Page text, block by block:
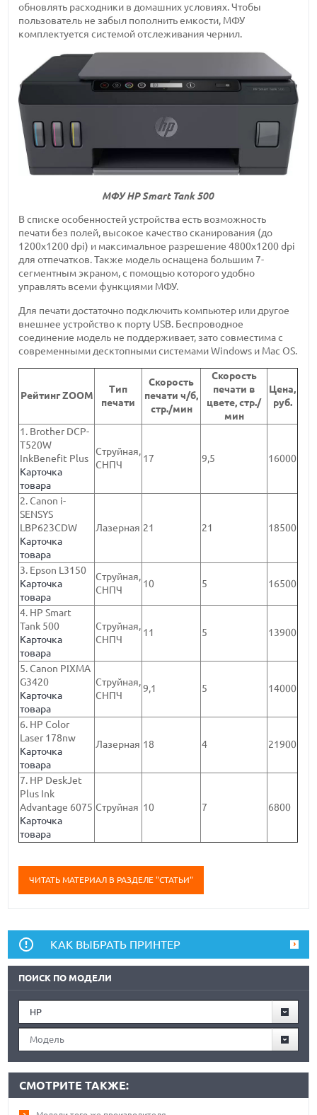
обновлять расходники в домашних условиях. Чтобы
пользователь не забыл пополнить емкости, МФУ
комплектуется системой отслеживания чернил.
МФУ HP Smart Tank 500
В списке особенностей устройства есть возможность
печати без полей, высокое качество сканирования (до
1200х1200 dpi) и максимальное разрешение 4800х1200 dpi
для отпечатков. Также модель оснащена большим 7-
сегментным экраном, с помощью которого удобно
управлять всеми функциями МФУ.
Для печати достаточно подключить компьютер или другое
внешнее устройство к порту USB. Беспроводное
соединение модель не поддерживает, зато совместима с
современными десктопными системами Windows и Mac OS.
Рейтинг ZOOM
Тип
печати
Скорость
печати ч/б,
стр./мин
Скорость
печати в
цвете, стр./
мин
Цена,
руб.
1. Brother DCP-
T520W
InkBenefit Plus
Карточка
товара
Струйная,
СНПЧ
17 9,5 16000
2. Canon i-
SENSYS
LBP623CDW
Карточка
товара
Лазерная 21 21 18500
3. Epson L3150
Карточка
товара
Струйная,
СНПЧ
10 5 16500
4. HP Smart
Tank 500
Карточка
товара
Струйная,
СНПЧ
11 5 13900
5. Canon PIXMA
G3420
Карточка
товара
Струйная,
СНПЧ
9,1 5 14000
6. HP Color
Laser 178nw
Карточка
товара
Лазерная 18 4 21900
7. HP DeskJet
Plus Ink
Advantage 6075
Карточка
товара
Струйная 10 7 6800
ЧИТАТЬ МАТЕРИАЛ В РАЗДЕЛЕ "СТАТЬИ"
КАК ВЫБРАТЬ ПРИНТЕР
ПОИСК ПО МОДЕЛИ
HP
Модель
СМОТРИТЕ ТАКЖЕ: